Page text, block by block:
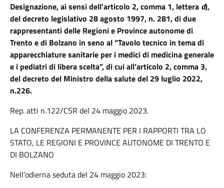
Designazione, ai sensi dell'articolo 2, comma 1, lettera d),
del decreto legislativo 28 agosto 1997, n. 281, di due
rappresentanti delle Regioni e Province autonome di
Trento e di Bolzano in seno al “Tavolo tecnico in tema di
apparecchiature sanitarie per i medici di medicina generale
e i pediatri di libera scelta”, di cui all’articolo 2, comma 3,
del decreto del Ministro della salute del 29 luglio 2022,
n.226.
Rep. atti n.122/CSR del 24 maggio 2023.
LA CONFERENZA PERMANENTE PER I RAPPORTI TRA LO
STATO, LE REGIONI E PROVINCE AUTONOME DI TRENTO E
DI BOLZANO
Nell’odierna seduta del 24 maggio 2023: